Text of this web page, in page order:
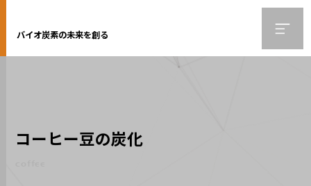
バイオ炭素の未来を創る
コーヒー豆の炭化